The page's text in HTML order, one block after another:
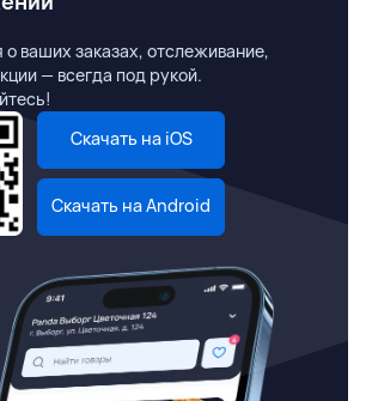
ваших заказах, отслеживание,
— всегда под рукой.
Скачать на iOS
Скачать на Android